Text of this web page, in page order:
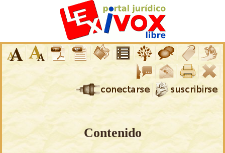
Contenido